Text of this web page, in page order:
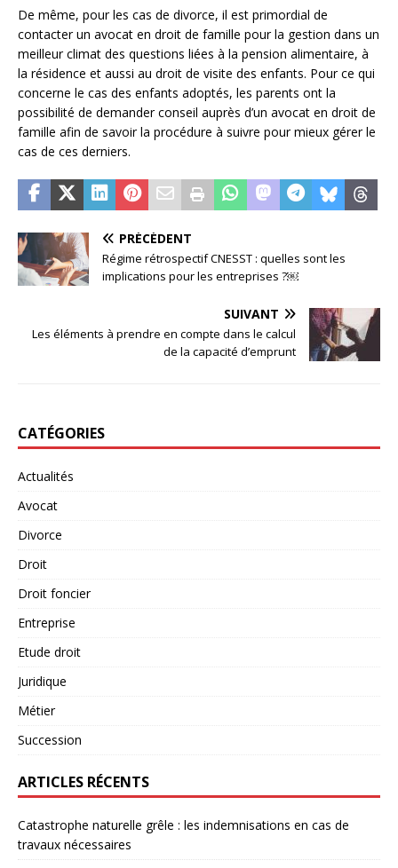
De même, pour les cas de divorce, il est primordial de
contacter un avocat en droit de famille pour la gestion dans un
meilleur climat des questions liées à la pension alimentaire, à
la résidence et aussi au droit de visite des enfants. Pour ce qui
concerne le cas des enfants adoptés, les parents ont la
possibilité de demander conseil auprès d’un avocat en droit de
famille afin de savoir la procédure à suivre pour mieux gérer le
cas de ces derniers.
PRÉCÉDENT
Régime rétrospectif CNESST : quelles sont les
implications pour les entreprises ?￼
SUIVANT
Les éléments à prendre en compte dans le calcul
de la capacité d’emprunt
CATÉGORIES
Actualités
Avocat
Divorce
Droit
Droit foncier
Entreprise
Etude droit
Juridique
Métier
Succession
ARTICLES RÉCENTS
Catastrophe naturelle grêle : les indemnisations en cas de
travaux nécessaires